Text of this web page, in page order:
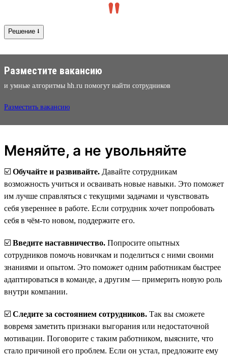
Решение ⭣
Разместите вакансию
и умные алгоритмы hh.ru помогут найти сотрудников
Разместить вакансию
Меняйте, а не увольняйте
☑️ Обучайте и развивайте. Давайте сотрудникам
возможность учиться и осваивать новые навыки. Это поможет
им лучше справляться с текущими задачами и чувствовать
себя увереннее в работе. Если сотрудник хочет попробовать
себя в чём-то новом, поддержите его.
☑️ Введите наставничество. Попросите опытных
сотрудников помочь новичкам и поделиться с ними своими
знаниями и опытом. Это поможет одним работникам быстрее
адаптироваться в команде, а другим — примерить новую роль
внутри компании.
☑️ Следите за состоянием сотрудников. Так вы сможете
вовремя заметить признаки выгорания или недостаточной
мотивации. Поговорите с таким работником, выясните, что
стало причиной его проблем. Если он устал, предложите ему